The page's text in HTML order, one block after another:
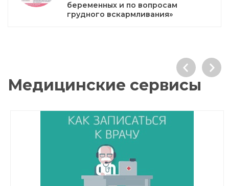
беременных и по вопросам
грудного вскармливания»
Медицинские сервисы